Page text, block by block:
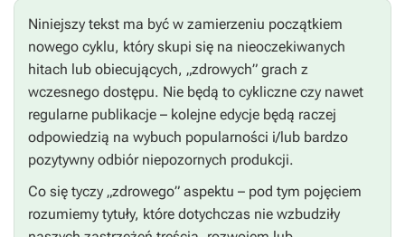
Niniejszy tekst ma być w zamierzeniu początkiem
nowego cyklu, który skupi się na nieoczekiwanych
hitach lub obiecujących, „zdrowych” grach z
wczesnego dostępu. Nie będą to cykliczne czy nawet
regularne publikacje – kolejne edycje będą raczej
odpowiedzią na wybuch popularności i/lub bardzo
pozytywny odbiór niepozornych produkcji.
Co się tyczy „zdrowego” aspektu – pod tym pojęciem
rozumiemy tytuły, które dotychczas nie wzbudziły